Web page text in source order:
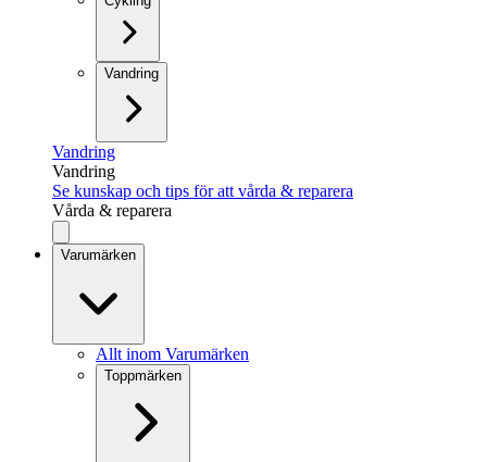
Vandring
Vandring
Vandring
Se kunskap och tips för att vårda & reparera
Vårda & reparera
Varumärken
Allt inom Varumärken
Toppmärken